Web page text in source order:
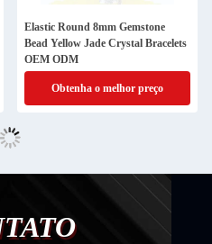
Elastic Round 8mm Gemstone
Bead Yellow Jade Crystal Bracelets
OEM ODM
Obtenha o melhor preço